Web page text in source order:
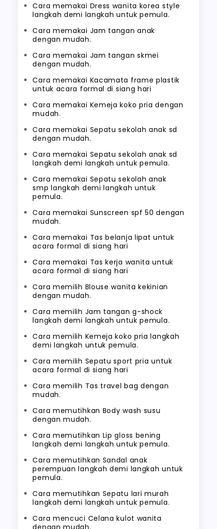
Cara memakai Dress wanita korea style
langkah demi langkah untuk pemula.
Cara memakai Jam tangan anak
dengan mudah.
Cara memakai Jam tangan skmei
dengan mudah.
Cara memakai Kacamata frame plastik
untuk acara formal di siang hari
Cara memakai Kemeja koko pria dengan
mudah.
Cara memakai Sepatu sekolah anak sd
dengan mudah.
Cara memakai Sepatu sekolah anak sd
langkah demi langkah untuk pemula.
Cara memakai Sepatu sekolah anak
smp langkah demi langkah untuk
pemula.
Cara memakai Sunscreen spf 50 dengan
mudah.
Cara memakai Tas belanja lipat untuk
acara formal di siang hari
Cara memakai Tas kerja wanita untuk
acara formal di siang hari
Cara memilih Blouse wanita kekinian
dengan mudah.
Cara memilih Jam tangan g-shock
langkah demi langkah untuk pemula.
Cara memilih Kemeja koko pria langkah
demi langkah untuk pemula.
Cara memilih Sepatu sport pria untuk
acara formal di siang hari
Cara memilih Tas travel bag dengan
mudah.
Cara memutihkan Body wash susu
dengan mudah.
Cara memutihkan Lip gloss bening
langkah demi langkah untuk pemula.
Cara memutihkan Sandal anak
perempuan langkah demi langkah untuk
pemula.
Cara memutihkan Sepatu lari murah
langkah demi langkah untuk pemula.
Cara mencuci Celana kulot wanita
dengan mudah.